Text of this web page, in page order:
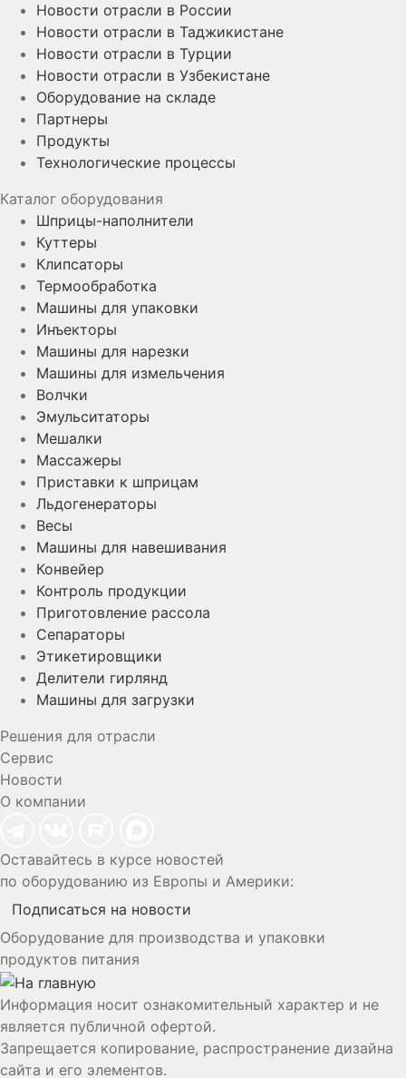
Новости отрасли в России
Новости отрасли в Таджикистане
Новости отрасли в Турции
Новости отрасли в Узбекистане
Оборудование на складе
Партнеры
Продукты
Технологические процессы
Каталог оборудования
Шприцы-наполнители
Куттеры
Клипсаторы
Термообработка
Машины для упаковки
Инъекторы
Машины для нарезки
Машины для измельчения
Волчки
Эмульситаторы
Мешалки
Массажеры
Приставки к шприцам
Льдогенераторы
Весы
Машины для навешивания
Конвейер
Контроль продукции
Приготовление рассола
Сепараторы
Этикетировщики
Делители гирлянд
Машины для загрузки
Решения для отрасли
Сервис
Новости
О компании
Оставайтесь в курсе новостей
по оборудованию из Европы и Америки:
Подписаться на новости
Оборудование для производства и упаковки
продуктов питания
Информация носит ознакомительный характер и не
является публичной офертой.
Запрещается копирование, распространение дизайна
сайта и его элементов.